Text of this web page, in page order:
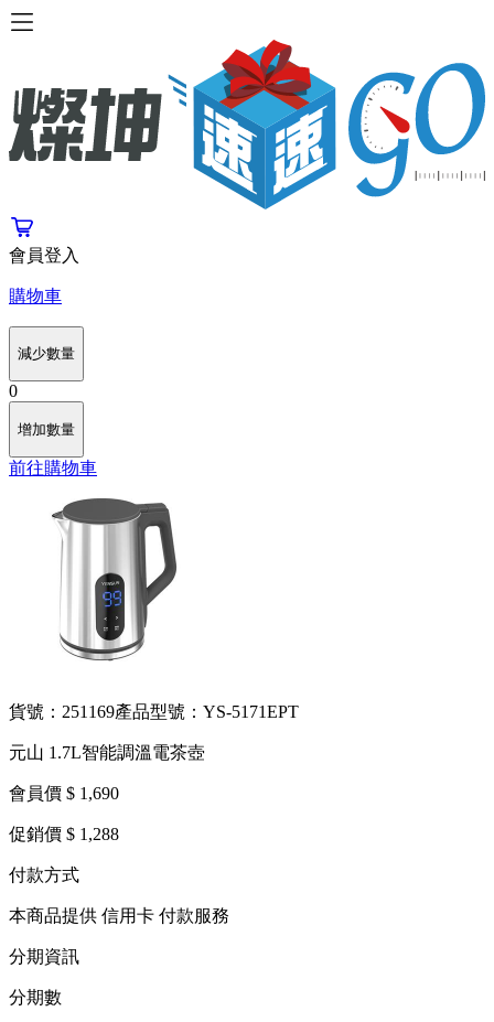
會員登入
購物車
減少數量
0
增加數量
前往購物車
貨號：251169產品型號：YS-5171EPT
元山 1.7L智能調溫電茶壺
會員價 $ 1,690
促銷價 $ 1,288
付款方式
本商品提供 信用卡 付款服務
分期資訊
分期數